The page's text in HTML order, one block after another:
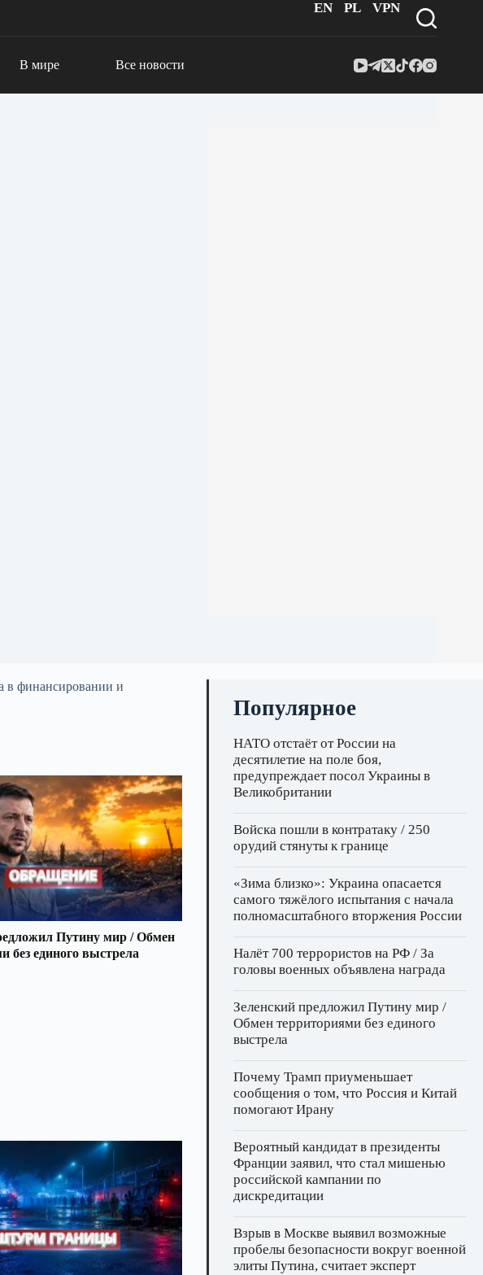
EN PL VPN
В мире Все новости
в финансировании и
Путину мир / Обмен
без единого выстрела
Популярное
НАТО отстаёт от России на
десятилетие на поле боя,
предупреждает посол Украины в
Великобритании
Войска пошли в контратаку / 250
орудий стянуты к границе
«Зима близко»: Украина опасается
самого тяжёлого испытания с начала
полномасштабного вторжения России
Налёт 700 террористов на РФ / За
головы военных объявлена награда
Зеленский предложил Путину мир /
Обмен территориями без единого
выстрела
Почему Трамп приуменьшает
сообщения о том, что Россия и Китай
помогают Ирану
Вероятный кандидат в президенты
Франции заявил, что стал мишенью
российской кампании по
дискредитации
Взрыв в Москве выявил возможные
пробелы безопасности вокруг военной
элиты Путина, считает эксперт